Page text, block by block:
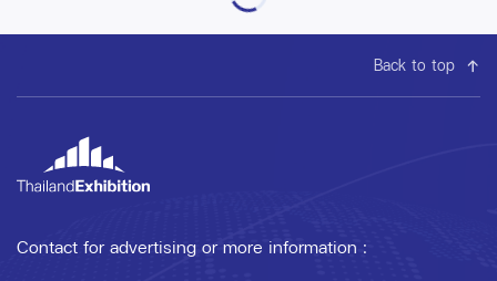
Back to top
Contact for advertising or more information :